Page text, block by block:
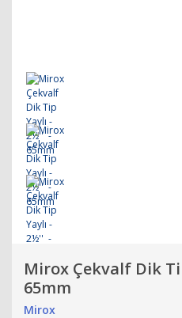
Mirox Çekvalf Dik
65mm
Mirox